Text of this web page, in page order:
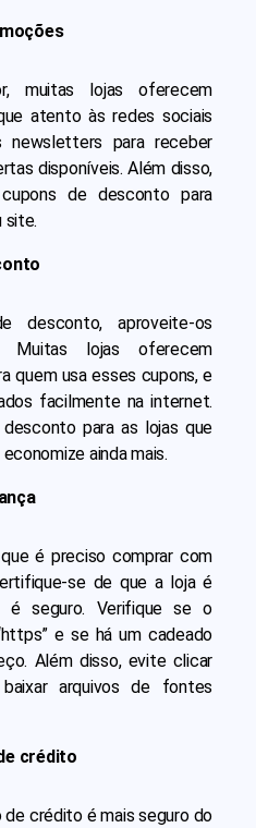
muitas lojas oferecem
atento às redes sociais
newsletters para receber
disponíveis. Além disso,
de desconto para
site.
desconto, aproveite-os
Muitas lojas oferecem
quem usa esses cupons, e
facilmente na internet.
para as lojas que
ainda mais.
é preciso comprar com
se de que a loja é
seguro. Verifique se o
e se há um cadeado
Além disso, evite clicar
arquivos de fontes
crédito
crédito é mais seguro do